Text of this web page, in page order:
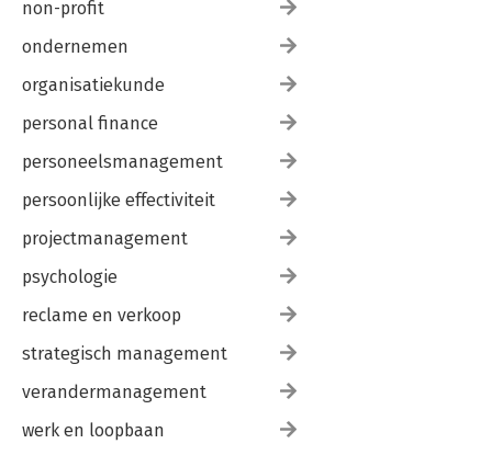
non-profit
ondernemen
organisatiekunde
personal finance
personeelsmanagement
persoonlijke effectiviteit
projectmanagement
psychologie
reclame en verkoop
strategisch management
verandermanagement
werk en loopbaan